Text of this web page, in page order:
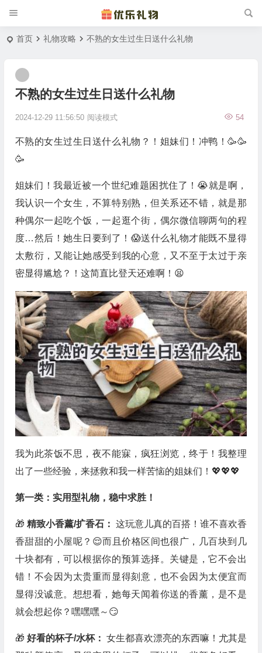
首页 礼物攻略 不熟的女生过生日送什么礼物
不熟的女生过生日送什么礼物
2024-12-29 11:56:50 54
阅读模式
不熟的女生过生日送什么礼物？！姐妹们！冲鸭！🥳🥳
🥳
姐妹们！我最近被一个世纪难题困扰住了！😭就是啊，
我认识一个女生，不算特别熟，但关系还不错，就是那
种偶尔一起吃个饭，一起逛个街，偶尔微信聊两句的程
度…然后！她生日要到了！😱送什么礼物才能既不显得
太敷衍，又能让她感受到我的心意，又不至于太过于亲
密显得尴尬？！这简直比登天还难啊！😫
我为此茶饭不思，夜不能寐，疯狂浏览，终于！我整理
出了一些经验，来拯救和我一样苦恼的姐妹们！💖💖💖
第一类：实用型礼物，稳中求胜！
🎁 精致小香薰/扩香石： 这玩意儿真的百搭！谁不喜欢香
香甜甜的小屋呢？😌而且价格区间也很广，几百块到几
十块都有，可以根据你的预算选择。关键是，它不会出
错！不会因为太贵重而显得刻意，也不会因为太便宜而
显得没诚意。想想看，她每天闻着你送的香薰，是不是
就会想起你？嘿嘿嘿～😏
🎁 好看的杯子/水杯： 女生都喜欢漂亮的东西嘛！尤其是